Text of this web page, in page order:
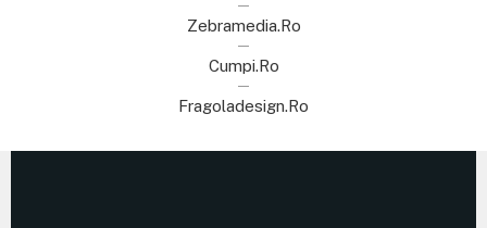
Zebramedia.ro
Cumpi.ro
Fragoladesign.ro